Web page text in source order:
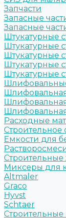
Запчасти
Запасные
Запасные
Штукатурные
Штукатурные
Штукатурные
Штукатурные
Штукатурные
Расходные
Строительное
Емкости для
Строительные
Миксеры для
Altmaler
Graco
Hyvst
Schtaer